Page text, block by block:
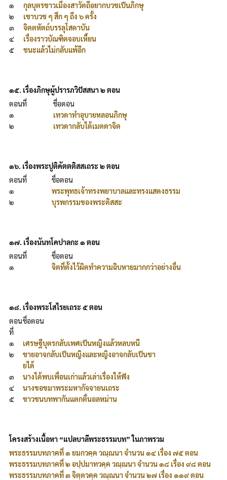
๑
กุลบุตรชาวเมืองสาวัตถีอยากบวชเป็นภิกษุ
๒
เขาบวช ๆ สึก ๆ ถึง ๖ ครั้ง
๓
จิตตหัตถ์บรรลุโสดาบัน
๔
เรื่องราวบัณฑิตจอบเหี้ยน
๕
ชนะแล้วไม่กลับแพ้อีก
๑๕. เรื่องภิกษุผู้ปรารภวิปัสสนา ๒ ตอน
ตอนที่
ชื่อตอน
๑
เทวดาทำอุบายหลอนภิกษุ
๒
เทวดากลับได้เมตตาจิต
๑๖. เรื่องพระปูติคัตตติสสเถระ ๒ ตอน
ตอนที่
ชื่อตอน
๑
พระพุทธเจ้าทรงพยาบาลและทรงแสดงธรรม
๒
บุรพกรรมของพระติสสะ
๑๗. เรื่องนันทโคปาลกะ ๑ ตอน
ตอนที่
ชื่อตอน
๑
จิตที่ตั้งไว้ผิดทำความฉิบหายมากกว่าอย่างอื่น
๑๘. เรื่องพระโสไรยเถระ ๕ ตอน
ตอน
ที่
ชื่อตอน
๑
เศรษฐีบุตรกลับเพศเป็นหญิงแล้วหลบหนี
๒
ชายอาจกลับเป็นหญิงและหญิงอาจกลับเป็นชา
ยได้
๓
นางได้พบเพื่อนเก่าแล้วเล่าเรื่องให้ฟัง
๔
นางขอขมาพระมหากัจจายนเถระ
๕
ชาวชนบทพากันแตกตื่นอลหม่าน
โครงสร้างเนื้อหา “แปลบาลีพระธรรมบท” ในภาพรวม
พระธรรมบทภาคที่ ๑ ยมกวคฺค วณฺณนา จำนวน ๑๔ เรื่อง ๗๕ ตอน
พระธรรมบทภาคที่ ๒ อปฺปมาทวคฺค วณฺณนา จำนวน ๑๘ เรื่อง ๙๘ ตอน
พระธรรมบทภาคที่ ๓ จิตฺตวคฺค วณฺณนา จำนวน ๒๗ เรื่อง ๑๑๙ ตอน